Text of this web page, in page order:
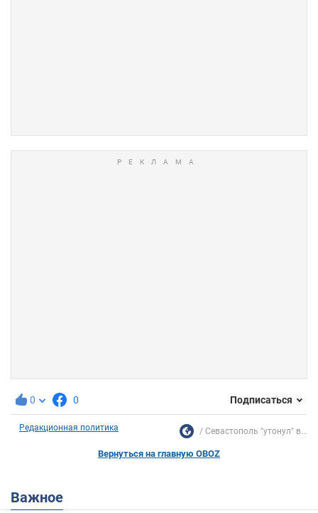
0 0 Подписаться
Редакционная политика Севастополь "утонул" в...
Вернуться на главную OBOZ
Важное